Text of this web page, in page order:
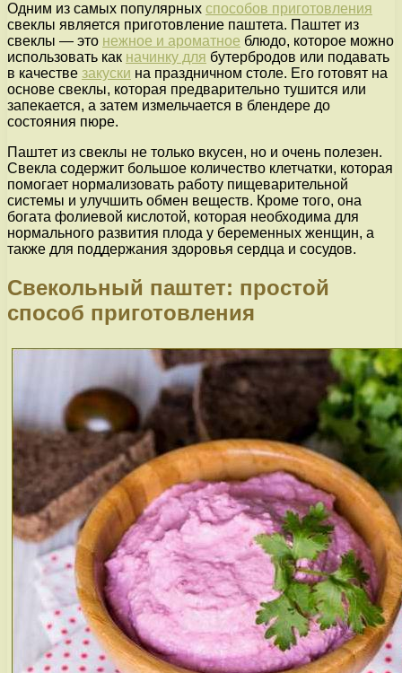
Одним из самых популярных способов приготовления
свеклы является приготовление паштета. Паштет из
свеклы — это нежное и ароматное блюдо, которое можно
использовать как начинку для бутербродов или подавать
в качестве закуски на праздничном столе. Его готовят на
основе свеклы, которая предварительно тушится или
запекается, а затем измельчается в блендере до
состояния пюре.
Паштет из свеклы не только вкусен, но и очень полезен.
Свекла содержит большое количество клетчатки, которая
помогает нормализовать работу пищеварительной
системы и улучшить обмен веществ. Кроме того, она
богата фолиевой кислотой, которая необходима для
нормального развития плода у беременных женщин, а
также для поддержания здоровья сердца и сосудов.
Свекольный паштет: простой
способ приготовления